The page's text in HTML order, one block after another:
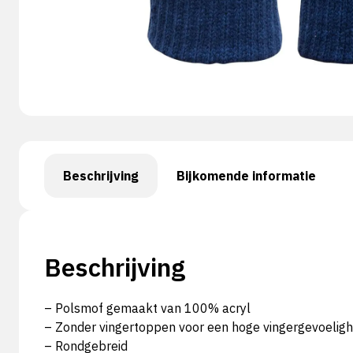
Beschrijving Bijkomende informatie
Beschrijving
– Polsmof gemaakt van 100% acryl
– Zonder vingertoppen voor een hoge
– Rondgebreid